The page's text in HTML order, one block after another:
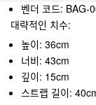
벤더 코드: BAG-
대략적인 치수:
높이: 36cm
너비: 43cm
깊이: 15cm
스트랩 길이: